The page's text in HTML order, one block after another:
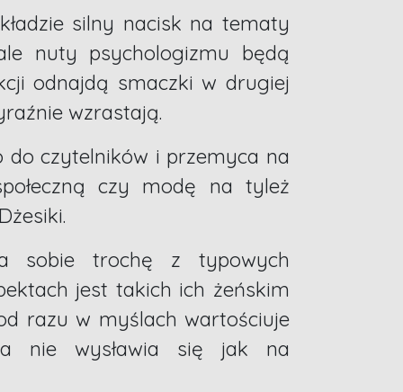
silny nacisk na tematy
nuty psychologizmu będą
odnajdą smaczki w drugiej
wzrastają.
do czytelników i przemyca na
czy modę na tyleż
sobie trochę z typowych
jest takich ich żeńskim
razu w myślach wartościuje
nie wysławia się jak na